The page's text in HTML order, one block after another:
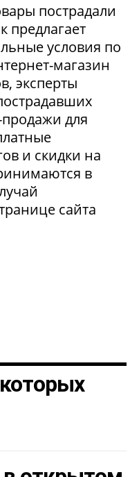
пострадали
предлагает
условия по
магазин
эксперты
для
и скидки на
в
сайта